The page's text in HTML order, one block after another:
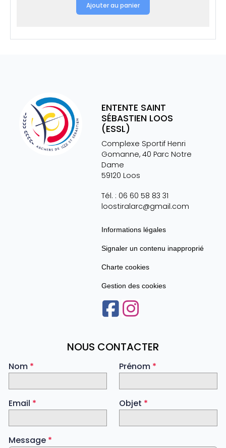
Ajouter au panier
ENTENTE SAINT
SÉBASTIEN LOOS
(ESSL)
Complexe Sportif Henri
Gomanne, 40 Parc Notre
Dame
59120 Loos
Tél. : 06 60 58 83 31
loostiralarc@gmail.com
Informations légales
Signaler un contenu inapproprié
Charte cookies
Gestion des cookies
NOUS CONTACTER
Nom *
Email *
Prénom *
Objet *
Message *